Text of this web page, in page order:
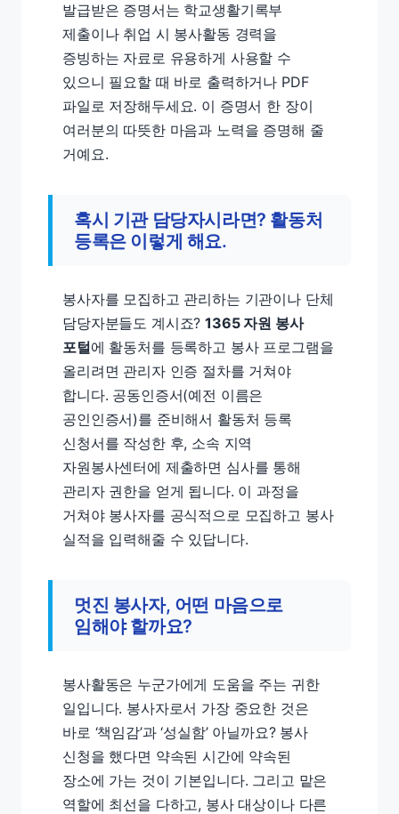
발급받은 증명서는 학교생활기록부
제출이나 취업 시 봉사활동 경력을
증빙하는 자료로 유용하게 사용할 수
있으니 필요할 때 바로 출력하거나 PDF
파일로 저장해두세요. 이 증명서 한 장이
여러분의 따뜻한 마음과 노력을 증명해 줄
거예요.
혹시 기관 담당자시라면? 활동처
등록은 이렇게 해요.
봉사자를 모집하고 관리하는 기관이나 단체
담당자분들도 계시죠?1365 자원 봉사
포털에 활동처를 등록하고 봉사 프로그램을
올리려면 관리자 인증 절차를 거쳐야
합니다. 공동인증서(예전 이름은
공인인증서)를 준비해서 활동처 등록
신청서를 작성한 후, 소속 지역
자원봉사센터에 제출하면 심사를 통해
관리자 권한을 얻게 됩니다. 이 과정을
거쳐야 봉사자를 공식적으로 모집하고 봉사
실적을 입력해줄 수 있답니다.
멋진 봉사자, 어떤 마음으로
임해야 할까요?
봉사활동은 누군가에게 도움을 주는 귀한
일입니다. 봉사자로서 가장 중요한 것은
바로 ‘책임감’과 ‘성실함’ 아닐까요? 봉사
신청을 했다면 약속된 시간에 약속된
장소에 가는 것이 기본입니다. 그리고 맡은
역할에 최선을 다하고, 봉사 대상이나 다른